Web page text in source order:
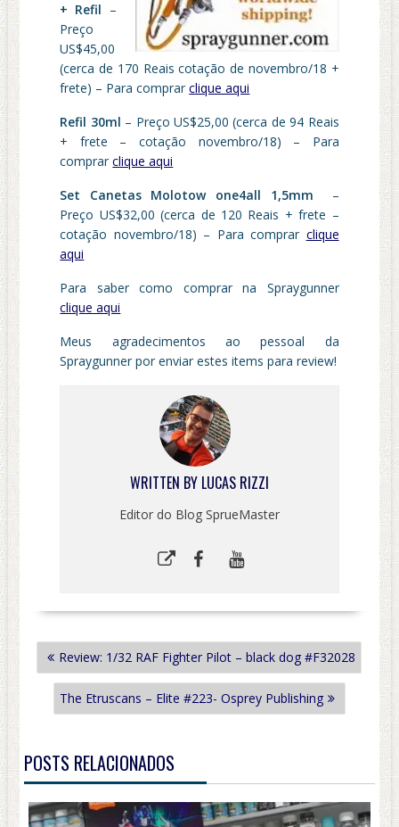
+ Refil –
Preço
US$45,00
(cerca de 170 Reais cotação de novembro/18 +
frete) – Para comprarclique aqui
Refil 30ml – Preço US$25,00 (cerca de 94 Reais
+ frete – cotação novembro/18) – Para
comprarclique aqui
Set Canetas Molotow one4all 1,5mm
–
Preço US$32,00 (cerca de 120 Reais + frete –
cotação novembro/18) – Para comprar clique
aqui
Para saber como comprar na Spraygunner
clique aqui
Meus agradecimentos ao pessoal da
Spraygunner por enviar estes items para review!
WRITTEN BY LUCAS RIZZI
Editor do Blog SprueMaster
NAVEGAÇÃO
DE
POST
Review: 1/32 RAF Fighter Pilot – black dog #F32028
The Etruscans – Elite #223- Osprey Publishing
POSTS RELACIONADOS